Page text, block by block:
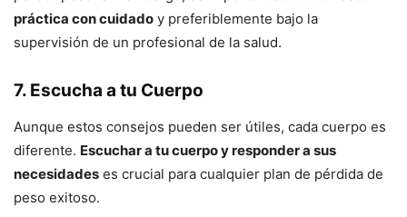
práctica con cuidado y preferiblemente bajo la
supervisión de un profesional de la salud.
7. Escucha a tu Cuerpo
Aunque estos consejos pueden ser útiles, cada cuerpo es
diferente. Escuchar a tu cuerpo y responder a sus
necesidades es crucial para cualquier plan de pérdida de
peso exitoso.